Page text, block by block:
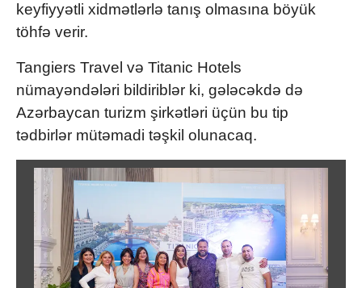
keyfiyyətli xidmətlərlə tanış olmasına böyük
töhfə verir.
Tangiers Travel və Titanic Hotels
nümayəndələri bildiriblər ki, gələcəkdə də
Azərbaycan turizm şirkətləri üçün bu tip
tədbirlər mütəmadi təşkil olunacaq.